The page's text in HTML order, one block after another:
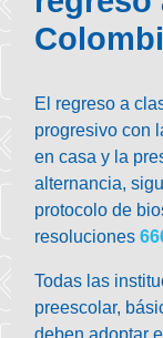
El regreso a
progresivo con
en casa y la
alternancia,
protocolo de
resoluciones
Todas las
preescolar,